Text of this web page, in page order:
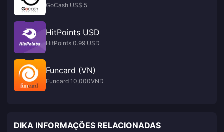
GoCash US$ 5
HitPoints USD
HitPoints 0.99 USD
Funcard (VN)
Funcard 10,000VND
DIKA INFORMAÇÕES RELACIONADAS